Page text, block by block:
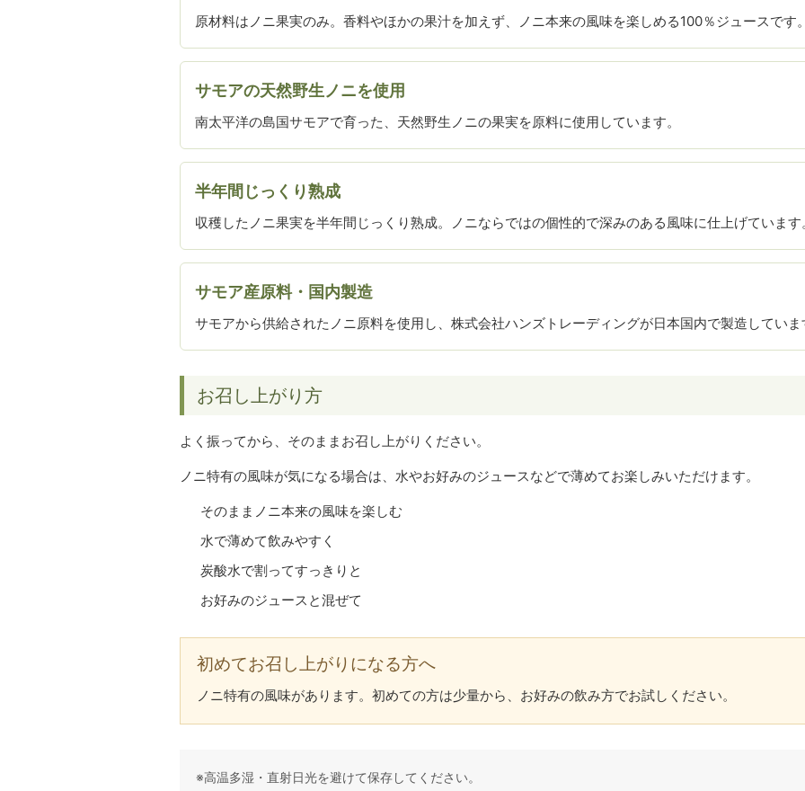
原材料はノニ果実のみ。香料やほかの果汁を加えず、ノニ本来の風味を楽しめる100％ジュースです。
サモアの天然野生ノニを使用
南太平洋の島国サモアで育った、天然野生ノニの果実を原料に使用しています。
半年間じっくり熟成
収穫したノニ果実を半年間じっくり熟成。ノニならではの個性的で深みのある風味に仕上げています
サモア産原料・国内製造
サモアから供給されたノニ原料を使用し、株式会社ハンズトレーディングが日本国内で製造していま
お召し上がり方
よく振ってから、そのままお召し上がりください。
ノニ特有の風味が気になる場合は、水やお好みのジュースなどで薄めてお楽しみいただけます。
そのままノニ本来の風味を楽しむ
水で薄めて飲みやすく
炭酸水で割ってすっきりと
お好みのジュースと混ぜて
初めてお召し上がりになる方へ
ノニ特有の風味があります。初めての方は少量から、お好みの飲み方でお試しください。
※高温多湿・直射日光を避けて保存してください。